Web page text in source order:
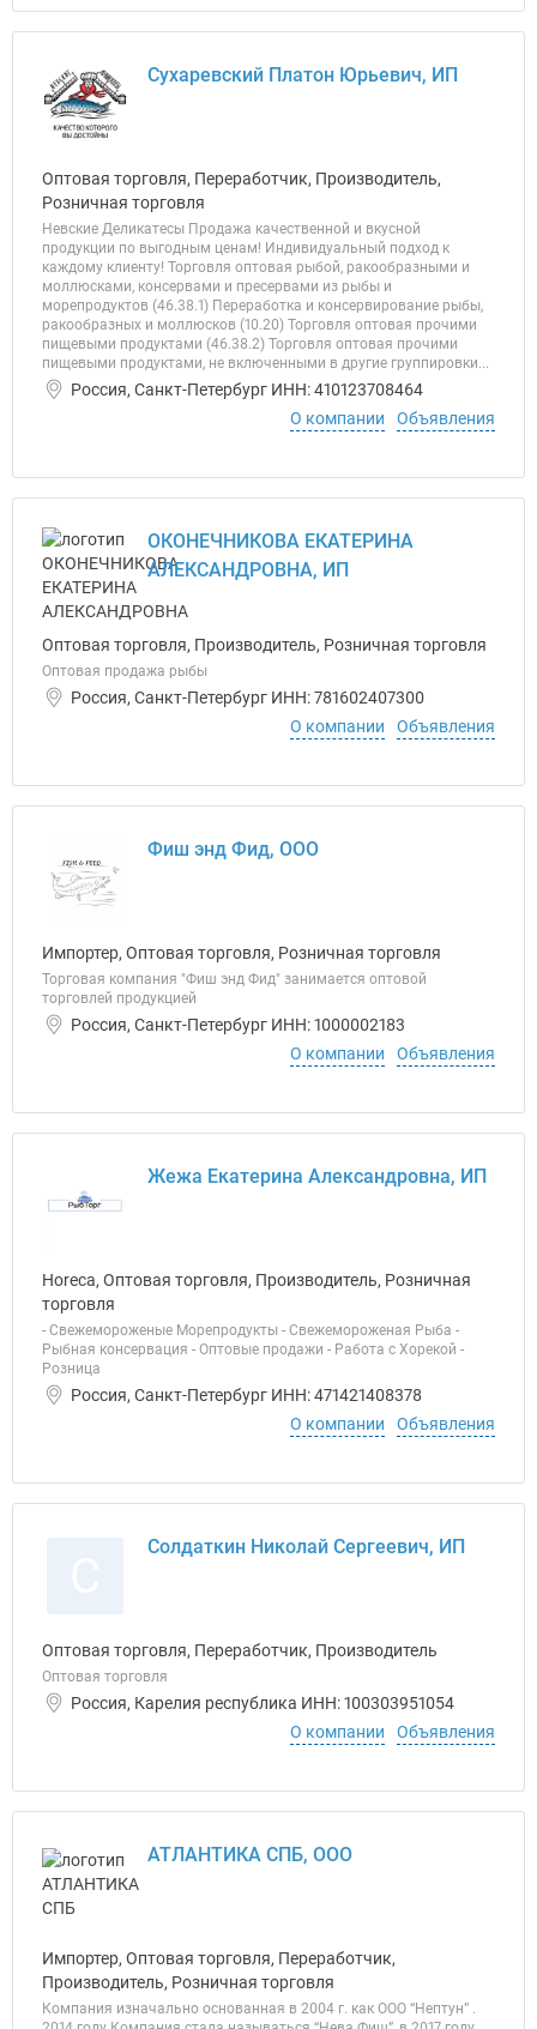
Сухаревский Платон Юрьевич, ИП
Оптовая торговля, Переработчик, Производитель,
Розничная торговля
Невские Деликатесы Продажа качественной и вкусной
продукции по выгодным ценам! Индивидуальный подход к
каждому клиенту! Торговля оптовая рыбой, ракообразными и
моллюсками, консервами и пресервами из рыбы и
морепродуктов (46.38.1) Переработка и консервирование рыбы,
ракообразных и моллюсков (10.20) Торговля оптовая прочими
пищевыми продуктами (46.38.2) Торговля оптовая прочими
пищевыми продуктами, не включенными в другие группировки...
Россия, Санкт-Петербург ИНН: 410123708464
О компании
Объявления
ОКОНЕЧНИКОВА ЕКАТЕРИНА
АЛЕКСАНДРОВНА, ИП
Оптовая торговля, Производитель, Розничная торговля
Оптовая продажа рыбы
Россия, Санкт-Петербург ИНН: 781602407300
О компании
Объявления
Фиш энд Фид, ООО
Импортер, Оптовая торговля, Розничная торговля
Торговая компания "Фиш энд Фид" занимается оптовой
торговлей продукцией
Россия, Санкт-Петербург ИНН: 1000002183
О компании
Объявления
Жежа Екатерина Александровна, ИП
Horeca, Оптовая торговля, Производитель, Розничная
торговля
- Свежемороженые Морепродукты - Свежемороженая Рыба -
Рыбная консервация - Оптовые продажи - Работа с Хорекой -
Розница
Россия, Санкт-Петербург ИНН: 471421408378
О компании
Объявления
Солдаткин Николай Сергеевич, ИП
Оптовая торговля, Переработчик, Производитель
Оптовая торговля
Россия, Карелия республика ИНН: 100303951054
О компании
Объявления
АТЛАНТИКА СПБ, ООО
Импортер, Оптовая торговля, Переработчик,
Производитель, Розничная торговля
Компания изначально основанная в 2004 г. как ООО “Нептун” .